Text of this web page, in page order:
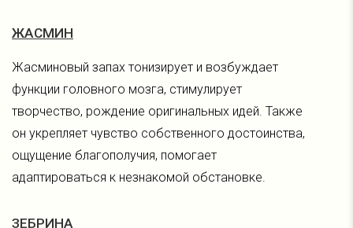
ЖАСМИН
Жасминовый запах тонизирует и возбуждает
функции головного мозга, стимулирует
творчество, рождение оригинальных идей. Также
он укрепляет чувство собственного достоинства,
ощущение благополучия, помогает
адаптироваться к незнакомой обстановке.
ЗЕБРИНА